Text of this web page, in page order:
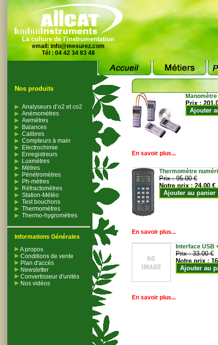
La culture de l'instrumentation
email: info@mesurez.com
Tél : 04 42 34 83 48
Nos produits
Analyseurs d’o2 et co2
Anémomètres
Awmètres
Balances
Calibres
Compteurs à main
Electrochimie
Enregistreurs
Luxmètres
Mètres
Pénétromètres
Ph-mètres
Réfractomètres
Station-Météo
Test bouchons
Thermomètres
Thermo-hygromètres
Informations Générales
A propos
Conditions de vente
Plan d'accès
Newsletter
Convertisseur d'unités
Nos vidéos
Prix :
Ajouter
En savoir plus...
Thermomètre
Prix :95.00 €
Notre prix :24.00 €
Ajouter au panier
En savoir plus...
Interface USB
Prix :33.00 €
Notre prix :
Ajouter au
En savoir plus...